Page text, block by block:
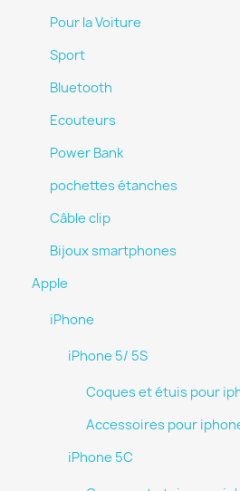
Pour la Voiture
Sport
Bluetooth
Ecouteurs
Power Bank
pochettes étanches
Câble clip
Bijoux smartphones
Apple
iPhone
iPhone 5/ 5S
Coques et étuis pour
Accessoires pour
iPhone 5C